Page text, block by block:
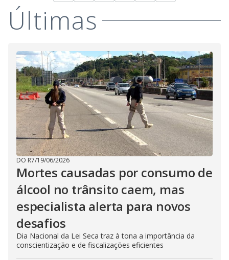
Últimas
DO R7/19/06/2026
Mortes causadas por consumo de
álcool no trânsito caem, mas
especialista alerta para novos
desafios
Dia Nacional da Lei Seca traz à tona a importância da
conscientização e de fiscalizações eficientes